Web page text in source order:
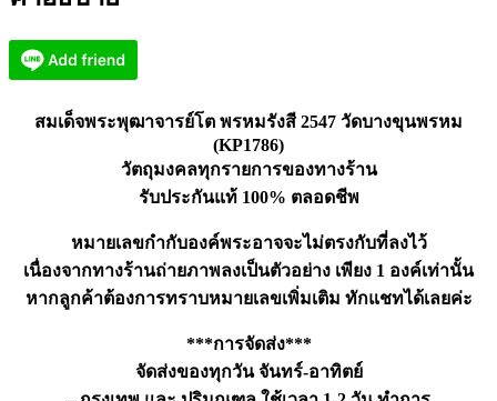
พรหม
2547
วัด
สมเด็จพระพุฒาจารย์โต พรหมรังสี 2547 วัดบางขุนพรหม
(KP1786)
วัตถุมงคลทุกรายการของทางร้าน
รับประกันแท้ 100% ตลอดชีพ
หมายเลขกำกับองค์พระอาจจะไม่ตรงกับที่ลงไว้
เนื่องจากทางร้านถ่ายภาพลงเป็นตัวอย่าง เพียง 1 องค์เท่านั้น
หากลูกค้าต้องการทราบหมายเลขเพิ่มเติม ทักแชทได้เลยค่ะ
***การจัดส่ง***
จัดส่งของทุกวัน จันทร์-อาทิตย์